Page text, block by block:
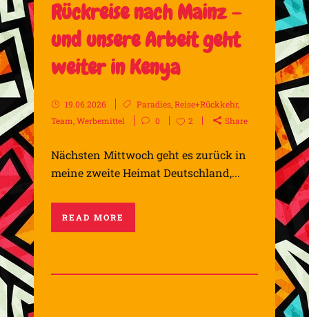
Rückreise nach Mainz –
und unsere Arbeit geht
weiter in Kenya
19.06.2026 Paradies,Reise+Rückkehr,
Team,Werbemittel 0 2 Share
Nächsten Mittwoch geht es zurück in
meine zweite Heimat Deutschland,...
READ MORE